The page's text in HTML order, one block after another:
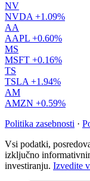
NV
NVDA +1.09%
AA
AAPL +0.60%
MS
MSFT +0.16%
TS
TSLA +1.94%
AM
AMZN +0.59%
Politika zasebnosti ·
Vsi podatki,
izključno
investiranju. Izvedite